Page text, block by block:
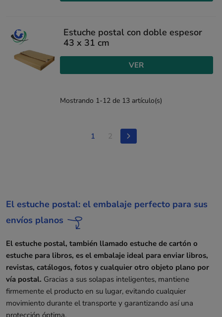
Estuche postal con doble espesor
43 x 31 cm
VER
Mostrando 1-12 de 13 artículo(s)
1 2
El estuche postal: el embalaje perfecto para sus
envíos planos
El estuche postal, también llamado estuche de cartón o
estuche para libros, es el embalaje ideal para enviar libros,
revistas, catálogos, fotos y cualquier otro objeto plano por
vía postal. Gracias a sus solapas inteligentes, mantiene
firmemente el producto en su lugar, evitando cualquier
movimiento durante el transporte y garantizando así una